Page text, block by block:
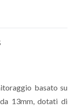
basato su
13mm, dotati di